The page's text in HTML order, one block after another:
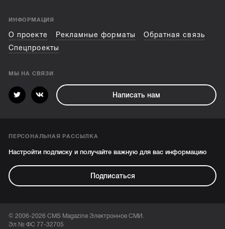
ИНФОРМАЦИЯ
О проекте Рекламные форматы
Обратная связь
Спецпроекты
МЫ НА СВЯЗИ
Написать нам
ПЕРСОНАЛЬНАЯ РАССЫЛКА
Настройти подписку и получайте важную для вас информацию
Подписаться
© 2006-2026 CMS Magazine Электронное СМИ.
Эл № ФС 77-32705